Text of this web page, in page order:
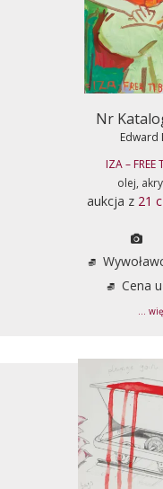
Nr
Edward
IZA – FREE
olej,
aukcja z 21
Cena
...